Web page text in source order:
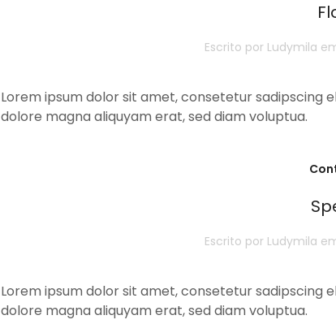
Escrito por Ludymila
Lorem ipsum dolor sit amet, consetetur sadipscing
dolore magna aliquyam erat, sed diam voluptua.
Escrito por Ludymila
Lorem ipsum dolor sit amet, consetetur sadipscing
dolore magna aliquyam erat, sed diam voluptua.